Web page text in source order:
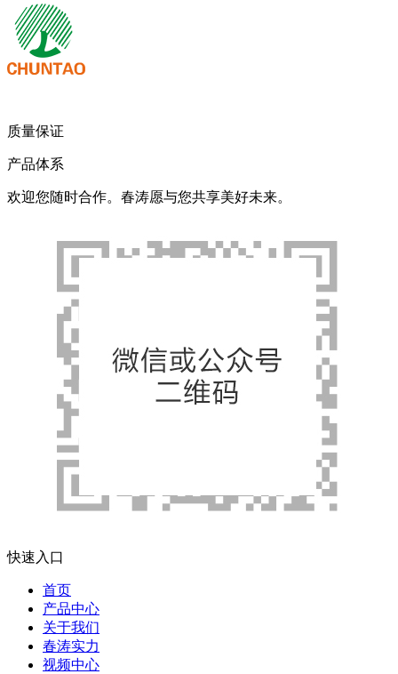
质量保证
产品体系
欢迎您随时合作。春涛愿与您共享美好未来。
快速入口
首页
产品中心
关于我们
春涛实力
视频中心